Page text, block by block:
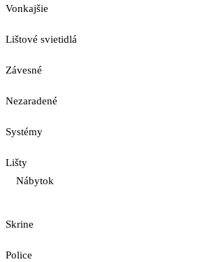
Vonkajšie
Lištové svietidlá
Závesné
Nezaradené
Systémy
Lišty
Nábytok
Skrine
Police